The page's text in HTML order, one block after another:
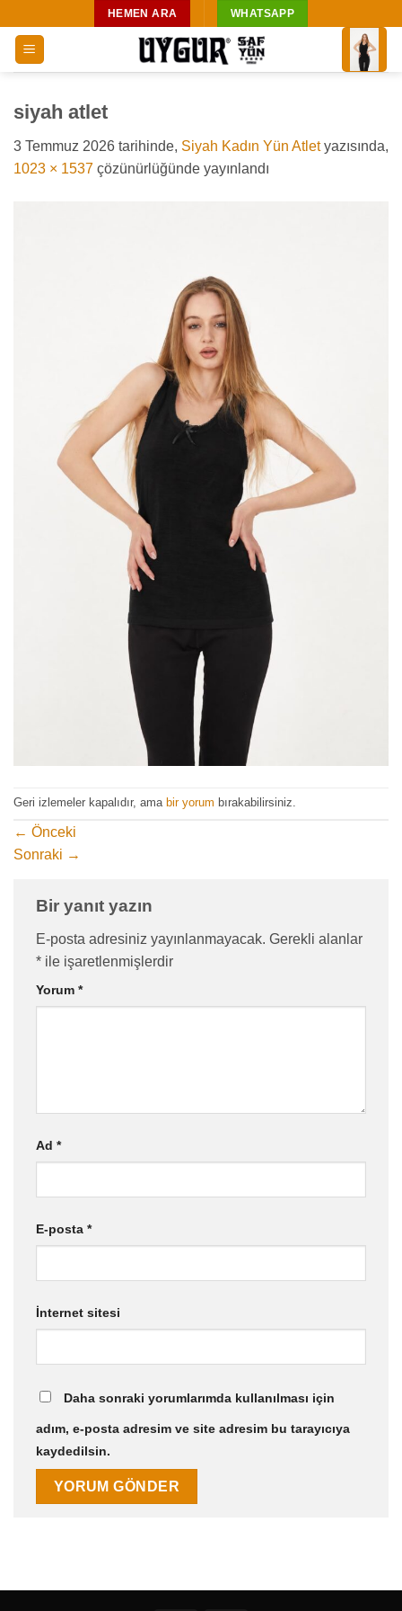
atla
HEMEN ARA WHATSAPP
siyah atlet
3 Temmuz 2026 tarihinde, Siyah Kadın Yün Atletyazısında,
1023 × 1537 çözünürlüğünde yayınlandı
Geri izlemeler kapalıdır, ama bir yorum bırakabilirsiniz.
← Önceki
Sonraki →
Bir yanıt yazın
E-posta adresiniz yayınlanmayacak. Gerekli alanlar
* ile işaretlenmişlerdir
Yorum *
Ad *
E-posta *
İnternet sitesi
Daha sonraki yorumlarımda kullanılması için
adım, e-posta adresim ve site adresim bu tarayıcıya
kaydedilsin.